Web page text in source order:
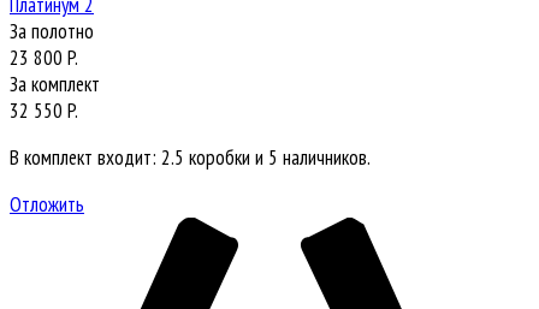
За полотно
23 800 P.
За комплект
32 550 P.
В комплект входит: 2.5 коробки и 5 наличников.
Отложить